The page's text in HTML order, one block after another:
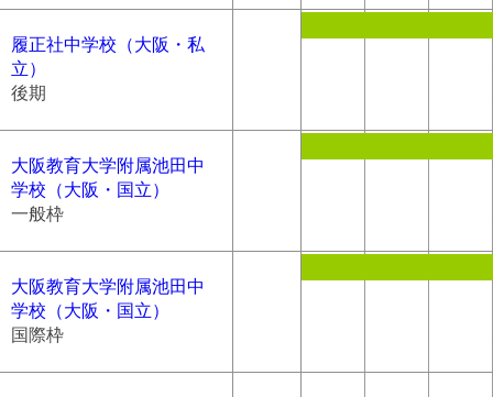
履正社中学校（大阪・私
立）
後期
大阪教育大学附属池田中
学校（大阪・国立）
一般枠
大阪教育大学附属池田中
学校（大阪・国立）
国際枠